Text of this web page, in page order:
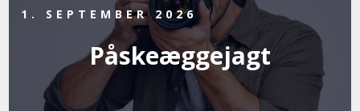
1. SEPTEMBER 2026
Påskeæggejagt